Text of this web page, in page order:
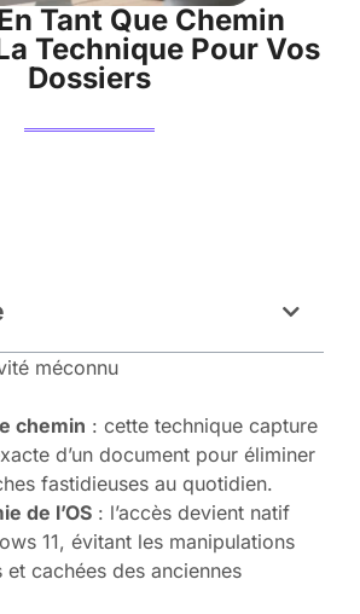
Tant Que Chemin
Technique Pour Vos
Dossiers
méconnu
chemin : cette technique capture
d’un document pour éliminer
fastidieuses au quotidien.
de l’OS : l’accès devient natif
11, évitant les manipulations
et cachées des anciennes